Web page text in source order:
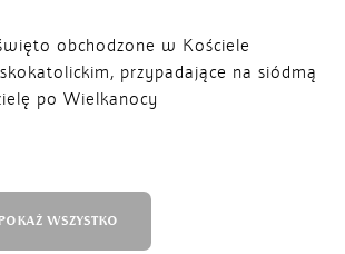
obchodzone w Kościele
przypadające na siódmą
po Wielkanocy
WSZYSTKO